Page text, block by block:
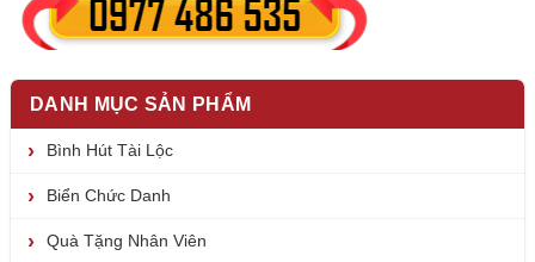
DANH MỤC SẢN PHẨM
Bình Hút Tài Lộc
Biển Chức Danh
Quà Tặng Nhân Viên